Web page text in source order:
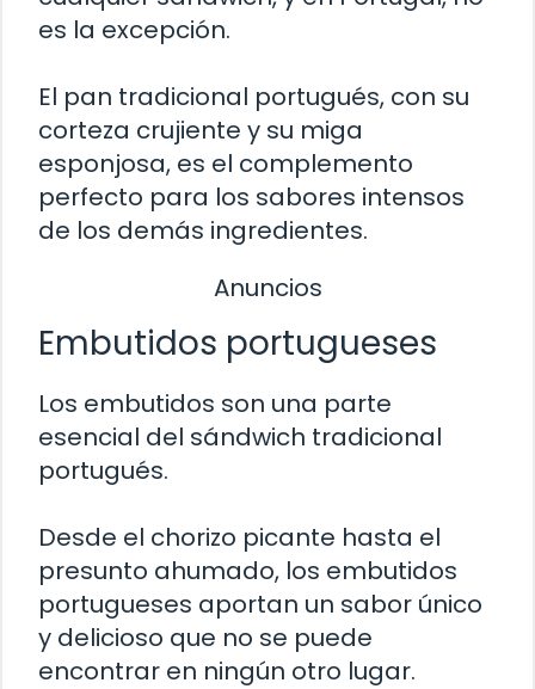
es la excepción.
El pan tradicional portugués, con su
corteza crujiente y su miga
esponjosa, es el complemento
perfecto para los sabores intensos
de los demás ingredientes.
Anuncios
Embutidos portugueses
Los embutidos son una parte
esencial del sándwich tradicional
portugués.
Desde el chorizo picante hasta el
presunto ahumado, los embutidos
portugueses aportan un sabor único
y delicioso que no se puede
encontrar en ningún otro lugar.